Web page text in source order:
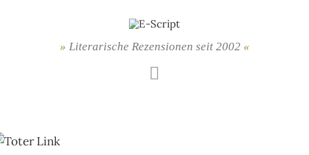
Literarische Rezensionen seit 2002